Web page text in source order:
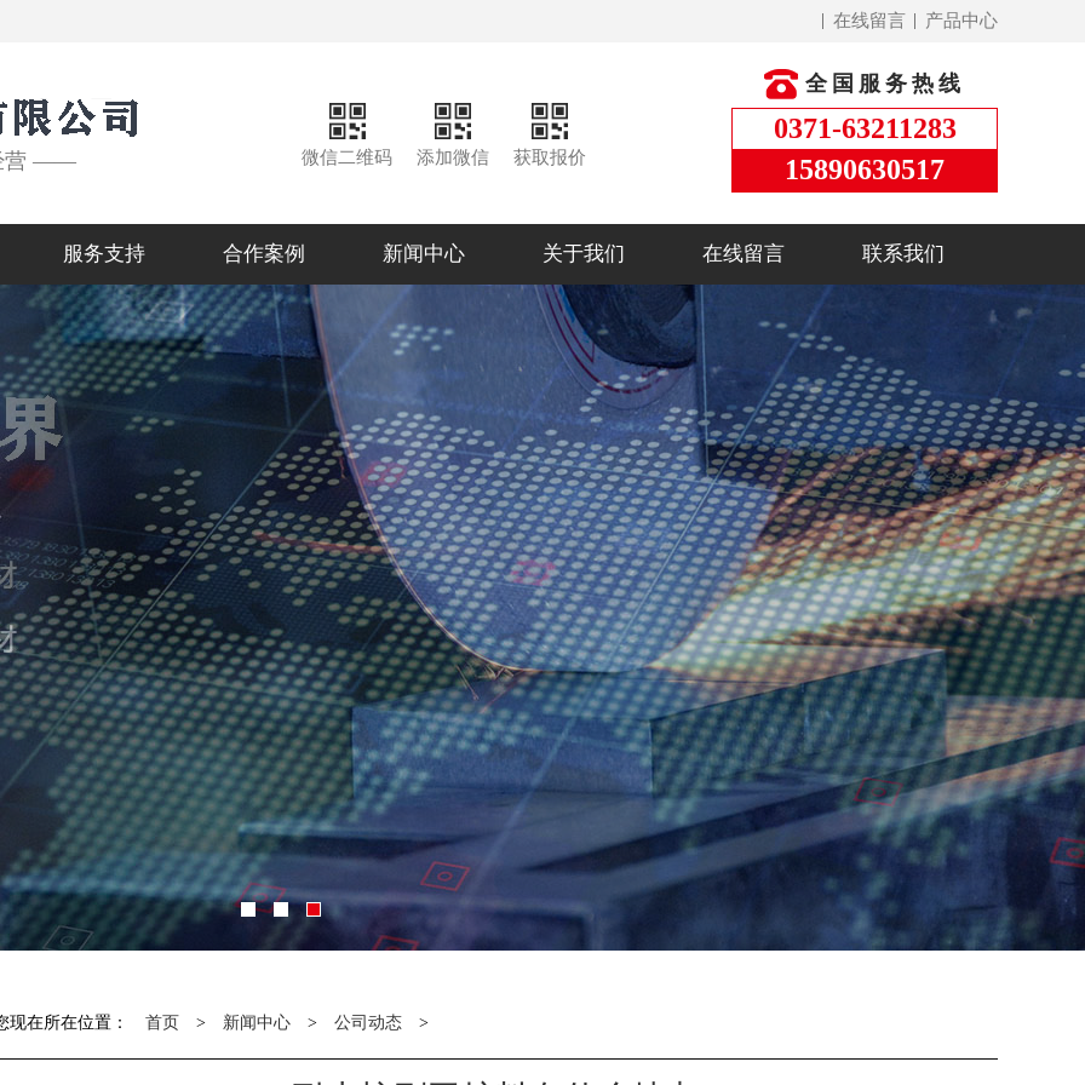
产品中心
在线留言
营 —— 微信二维码 添加微信 获取报价
全国服务热线
0371-63211283
15890630517
服务支持 合作案例 新闻中心 关于我们 在线留言 联系我们
现在所在位置： 首页 > 新闻中心 > 公司动态 >